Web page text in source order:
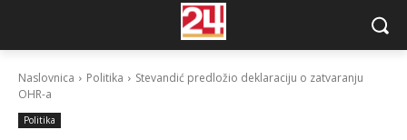
Naslovnica Politika
Stevandić predložio deklaraciju o zatvaranju
OHR-a
Politika